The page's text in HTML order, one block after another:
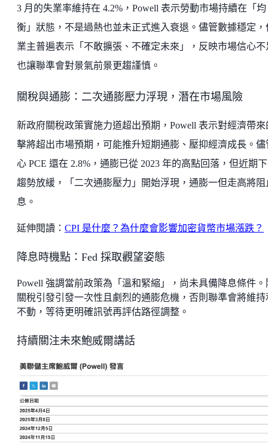
3 月的失業率維持在 4.2%，Powell 表示勞動市場持續在「均
衡」狀態，不是過熱也並未正式進入衰退。儘管數據穩定，
業主普遍表示「不敢擴張、不確定未來」，反映市場信心不
也讓聯準會對景氣前景更趨謹慎。
關稅與通膨：二次通膨壓力浮現，潛在市場風險
新政府關稅政策實施力道超出預期，Powell 表示對經濟帶來
擊將超出市場預期，可能推升短期通膨、壓抑經濟成長。儘
心 PCE 還在 2.8%，通膨已從 2023 年的高點回落，但近期
趨勢放緩，「二次通膨壓力」開始浮現，通膨一但走高將阻
息。
延伸閱讀： CPI 是什麼？為什麼會影響加密貨幣市場漲跌？
降息時機點：Fed 採取觀望姿態
Powell 強調當前政策為「溫和緊縮」，尚未具備降息條件。
關稅引發引發一次性且劇烈的通膨危機，否則聯準會將維持
不動，等待更明確訊號再評估路徑調整。
持續關注未來鮑威爾講話